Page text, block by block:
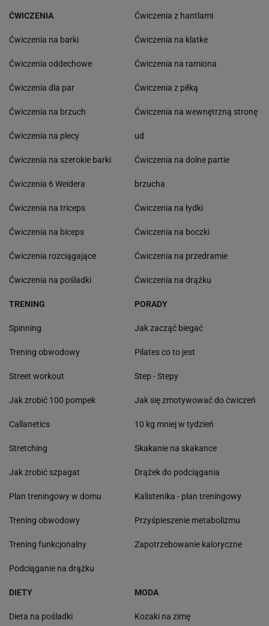
ĆWICZENIA
Ćwiczenia na barki
Ćwiczenia oddechowe
Ćwiczenia dla par
Ćwiczenia na brzuch
Ćwiczenia na plecy
Ćwiczenia na szerokie barki
Ćwiczenia 6 Weidera
Ćwiczenia na triceps
Ćwiczenia na biceps
Ćwiczenia rozciągające
Ćwiczenia na pośladki
Ćwiczenia z hantlami
Ćwiczenia na klatke
Ćwiczenia na ramiona
Ćwiczenia z piłką
Ćwiczenia na wewnętrzną stronę
ud
Ćwiczenia na dolne partie
brzucha
Ćwiczenia na łydki
Ćwiczenia na boczki
Ćwiczenia na przedramie
Ćwiczenia na drążku
TRENING
Spinning
Trening obwodowy
Street workout
Jak zrobić 100 pompek
Callanetics
Stretching
Jak zrobić szpagat
Plan treningowy w domu
Trening obwodowy
Trening funkcjonalny
Podciąganie na drążku
PORADY
Jak zacząć biegać
Pilates co to jest
Step - Stepy
Jak się zmotywować do ćwiczeń
10 kg mniej w tydzień
Skakanie na skakance
Drążek do podciągania
Kalistenika - plan treningowy
Przyśpieszenie metabolizmu
Zapotrzebowanie kaloryczne
DIETY
Dieta na pośladki
MODA
Kozaki na zimę